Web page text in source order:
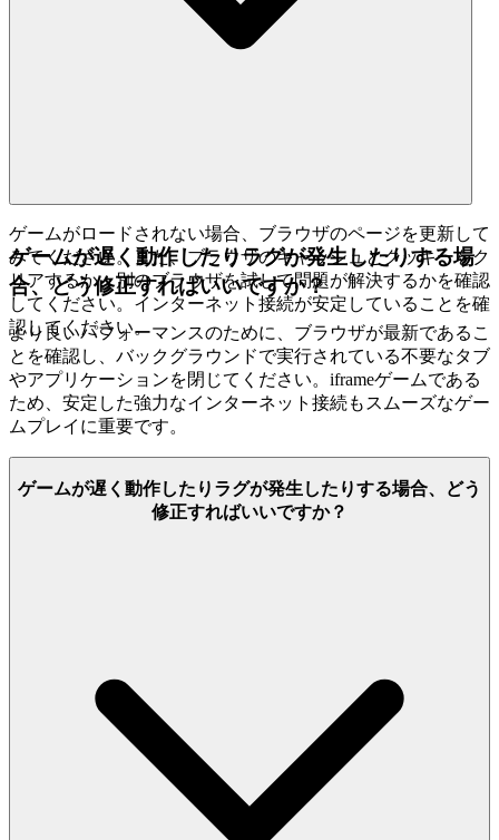
ゲームがロードされない場合、ブラウザのページを更新して
みてください。また、ブラウザのキャッシュとクッキーをク
リアするか、別のブラウザを試して問題が解決するかを確認
してください。インターネット接続が安定していることを確
認してください。
ゲームが遅く動作したりラグが発生したりする場
合、どう修正すればいいですか？
より良いパフォーマンスのために、ブラウザが最新であるこ
とを確認し、バックグラウンドで実行されている不要なタブ
やアプリケーションを閉じてください。iframeゲームである
ため、安定した強力なインターネット接続もスムーズなゲー
ムプレイに重要です。
ゲームが遅く動作したりラグが発生したりする場合、どう
修正すればいいですか？